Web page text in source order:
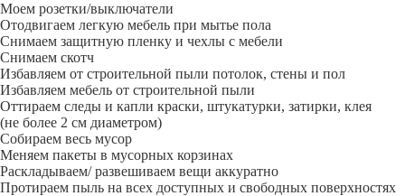
Моем розетки/выключатели
Отодвигаем легкую мебель при мытье пола
Снимаем защитную пленку и чехлы с мебели
Снимаем скотч
Избавляем от строительной пыли потолок, стены и пол
Избавляем мебель от строительной пыли
Оттираем следы и капли краски, штукатурки, затирки, клея
(не более 2 см диаметром)
Собираем весь мусор
Меняем пакеты в мусорных корзинах
Раскладываем/ развешиваем вещи аккуратно
Протираем пыль на всех доступных и свободных поверхностях